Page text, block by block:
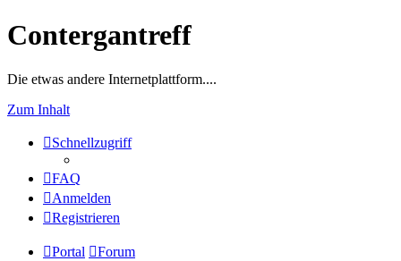
Contergantreff
Die etwas andere Internetplattform....
Zum Inhalt
Schnellzugriff
FAQ
Anmelden
Registrieren
Portal Forum